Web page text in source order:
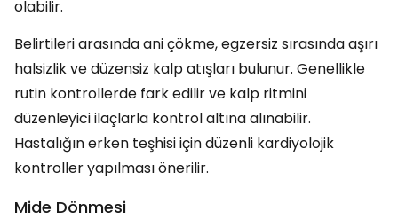
olabilir.
Belirtileri arasında ani çökme, egzersiz sırasında aşırı
halsizlik ve düzensiz kalp atışları bulunur. Genellikle
rutin kontrollerde fark edilir ve kalp ritmini
düzenleyici ilaçlarla kontrol altına alınabilir.
Hastalığın erken teşhisi için düzenli kardiyolojik
kontroller yapılması önerilir.
Mide Dönmesi